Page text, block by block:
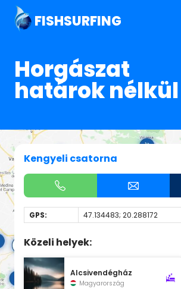
FISHSURFING
Horgászat
határok nélkül
Kengyeli csatorna
GPS: 47.134483; 20.288172
Közeli helyek:
Alcsivendégház
Magyarország